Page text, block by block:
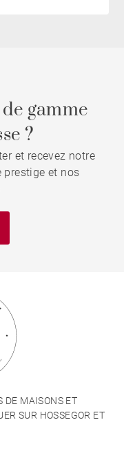
gamme
?
et recevez notre
et nos
DE MAISONS ET
SUR HOSSEGOR ET